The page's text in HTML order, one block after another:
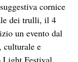
cornice
dei trulli, il 4
un evento dal
culturale e
Light Festival.